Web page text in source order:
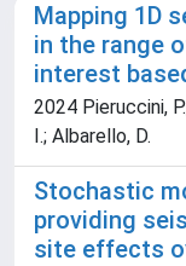
Mapping 1D
in the range
interest
2024 Pieruccini,
I.; Albarello, D.
Stochastic
providing
site effects